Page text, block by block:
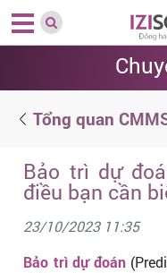
Tổng quan
Bảo trì dự
điều bạn cần
23/10/2023 11:35
Bảo trì dự đoán